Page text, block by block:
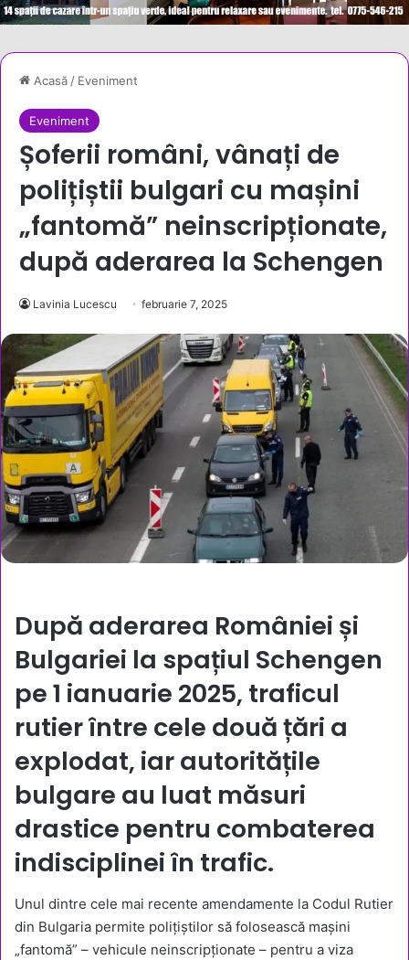
Acasă/ Eveniment
Eveniment
Șoferii români, vânați de
polițiștii bulgari cu mașini
„fantomă” neinscripționate,
după aderarea la Schengen
Lavinia Lucescu februarie 7, 2025
După aderarea României și
Bulgariei la spațiul Schengen
pe 1 ianuarie 2025, traficul
rutier între cele două țări a
explodat, iar autoritățile
bulgare au luat măsuri
drastice pentru combaterea
indisciplinei în trafic.
Unul dintre cele mai recente amendamente la Codul Rutier
din Bulgaria permite polițiștilor să folosească mașini
„fantomă” – vehicule neinscripționate – pentru a viza